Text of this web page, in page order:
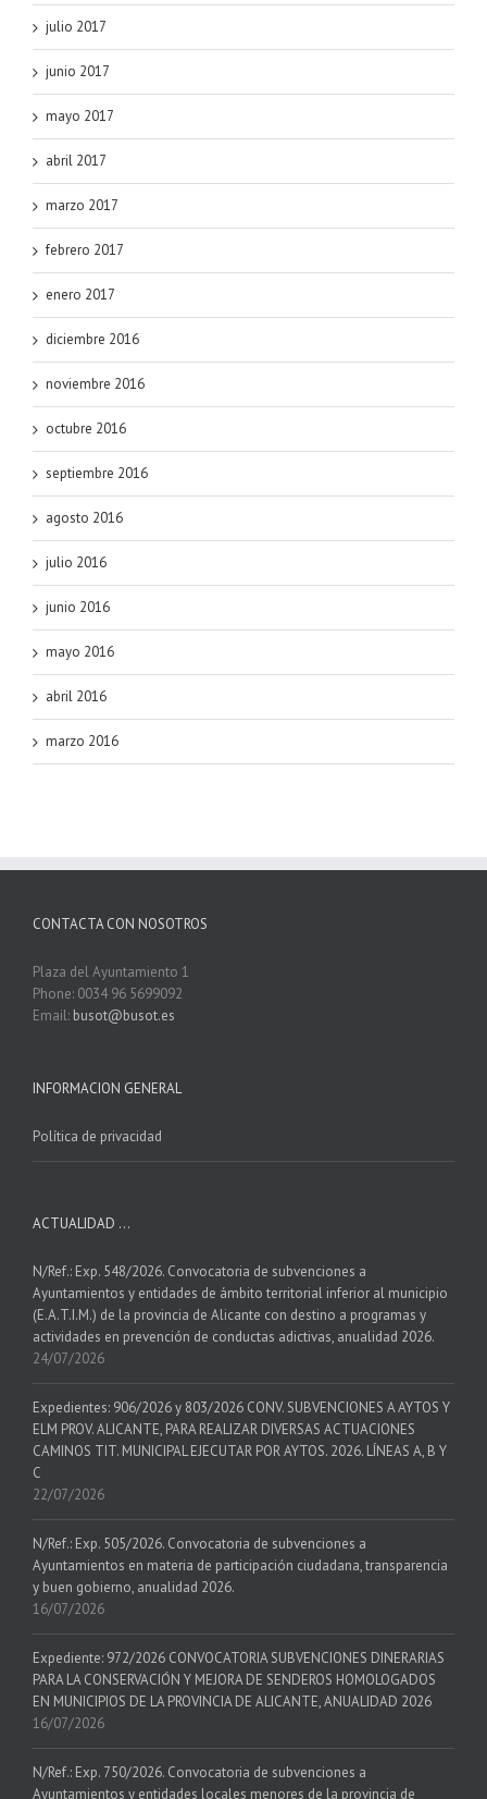
julio 2017
junio 2017
mayo 2017
abril 2017
marzo 2017
febrero 2017
enero 2017
diciembre 2016
noviembre 2016
octubre 2016
septiembre 2016
agosto 2016
julio 2016
junio 2016
mayo 2016
abril 2016
marzo 2016
CONTACTA CON NOSOTROS
Plaza del Ayuntamiento 1
Phone: 0034 96 5699092
Email: busot@busot.es
INFORMACION GENERAL
Política de privacidad
ACTUALIDAD …
N/Ref.: Exp. 548/2026. Convocatoria de subvenciones a
Ayuntamientos y entidades de ámbito territorial inferior al municipio
(E.A.T.I.M.) de la provincia de Alicante con destino a programas y
actividades en prevención de conductas adictivas, anualidad 2026.
24/07/2026
Expedientes: 906/2026 y 803/2026 CONV. SUBVENCIONES A AYTOS Y
ELM PROV. ALICANTE, PARA REALIZAR DIVERSAS ACTUACIONES
CAMINOS TIT. MUNICIPAL EJECUTAR POR AYTOS. 2026. LÍNEAS A, B Y
C
22/07/2026
N/Ref.: Exp. 505/2026. Convocatoria de subvenciones a
Ayuntamientos en materia de participación ciudadana, transparencia
y buen gobierno, anualidad 2026.
16/07/2026
Expediente: 972/2026 CONVOCATORIA SUBVENCIONES DINERARIAS
PARA LA CONSERVACIÓN Y MEJORA DE SENDEROS HOMOLOGADOS
EN MUNICIPIOS DE LA PROVINCIA DE ALICANTE, ANUALIDAD 2026
16/07/2026
N/Ref.: Exp. 750/2026. Convocatoria de subvenciones a
Ayuntamientos y entidades locales menores de la provincia de